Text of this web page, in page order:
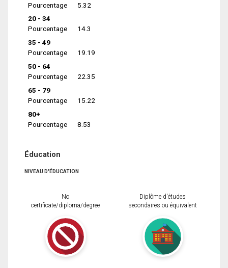
Pourcentage
5.32
20 - 34
Pourcentage
14.3
35 - 49
Pourcentage
19.19
50 - 64
Pourcentage
22.35
65 - 79
Pourcentage
15.22
80+
Pourcentage
8.53
Éducation
NIVEAU D'ÉDUCATION
No
certificate/diploma/degree
Diplôme d'études
secondaires ou équivalent